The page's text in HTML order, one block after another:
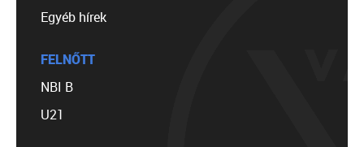
Egyéb hírek
FELNŐTT
NBI B
U21